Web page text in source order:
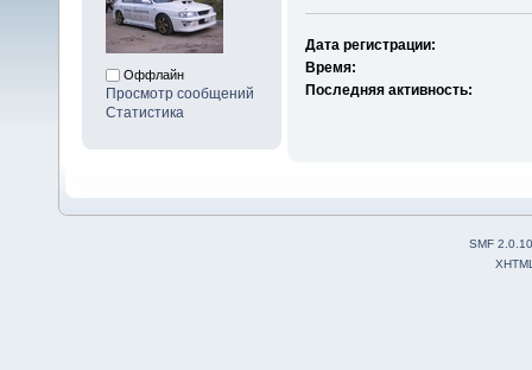
Оффлайн
Просмотр сообщений
Статистика
Дата регистрации:
Время:
Последняя активность:
SMF 2.0.10